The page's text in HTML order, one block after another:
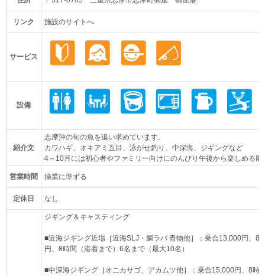
リンク 施設のサイトへ
サービス
設備
紹介文
志摩沖の旬の魚を追い求めています。
カワハギ、オキアミ五目、泳がせ釣り、中深海、ジギングなど
4～10月には初心者やファミリー向けにのんびり午後から楽しめる
営業時間 操業に準ずる
定休日 なし
ジギング＆キャスティング
■近海ジギング近場［近海SLJ・鯛ラバ 青物他］：乗合13,000円、
円、8時間（港着まで）6名まで（最大10名）
■中深海ジギング［オニカサゴ、アカムツ他］：乗合15,000円、8